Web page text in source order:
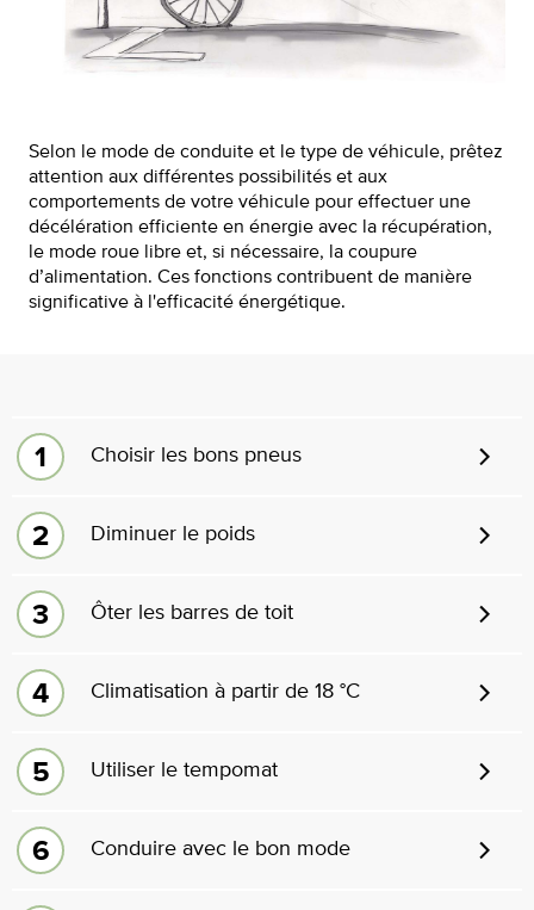
Selon le mode de conduite et le type de véhicule, prêtez
attention aux différentes possibilités et aux
comportements de votre véhicule pour effectuer une
décélération efficiente en énergie avec la récupération,
le mode roue libre et, si nécessaire, la coupure
d’alimentation. Ces fonctions contribuent de manière
significative à l'efficacité énergétique.
Choisir les bons pneus
Diminuer le poids
Ôter les barres de toit
Climatisation à partir de 18 °C
Utiliser le tempomat
Conduire avec le bon mode